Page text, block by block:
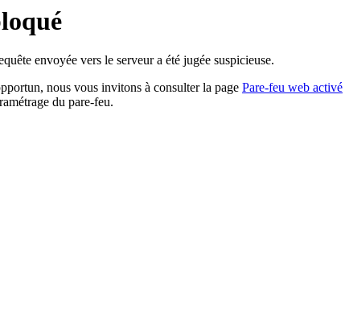
envoyée vers le serveur a été jugée suspicieuse.
nous vous invitons à consulter la page Pare-feu web activé
du pare-feu.